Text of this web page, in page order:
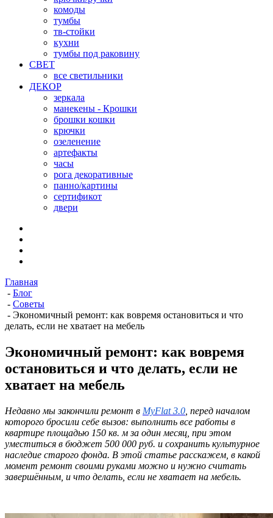
комоды
тумбы
тв-стойки
кухни
тумбы под раковину
СВЕТ
все светильники
ДЕКОР
зеркала
манекены - Крошки
брошки кошки
крючки
озеленение
артефакты
часы
рога декоративные
панно/картины
сертификот
двери
Главная
- Блог
- Советы
- Экономичный ремонт: как вовремя остановиться и что
делать, если не хватает на мебель
Экономичный ремонт: как вовремя
остановиться и что делать, если не
хватает на мебель
Недавно мы закончили ремонт в MyFlat 3.0 , перед началом
которого бросили себе вызов: выполнить все работы в
квартире площадью 150 кв. м за один месяц, при этом
уместиться в бюджет 500 000 руб. и сохранить культурное
наследие старого фонда. В этой статье расскажем, в какой
момент ремонт своими руками можно и нужно считать
завершённым, и что делать, если не хватает на мебель.